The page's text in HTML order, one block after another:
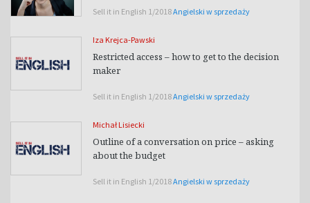
Sell it in English 1/2018Angielski w sprzedaży
Iza Krejca-Pawski
Restricted access – how to get to the decision
maker
Sell it in English 1/2018Angielski w sprzedaży
Michał Lisiecki
Outline of a conversation on price – asking
about the budget
Sell it in English 1/2018Angielski w sprzedaży